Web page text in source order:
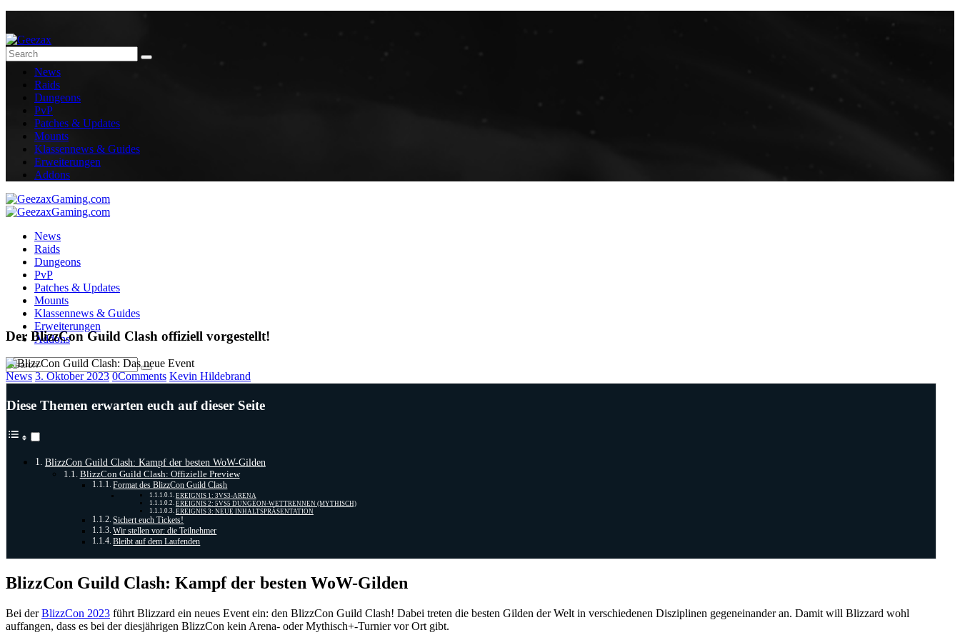
News
Raids
Dungeons
PvP
Patches & Updates
Mounts
Klassennews & Guides
Erweiterungen
Addons
News
Raids
Dungeons
PvP
Patches & Updates
Mounts
Klassennews & Guides
Erweiterungen
Addons
Der BlizzCon Guild Clash offiziell vorgestellt!
News 3. Oktober 2023 0Comments Kevin Hildebrand
Diese Themen erwarten euch auf dieser Seite
BlizzCon Guild Clash: Kampf der besten WoW-Gilden
BlizzCon Guild Clash: Offizielle Preview
Format des BlizzCon Guild Clash
EREIGNIS 1: 3VS3-ARENA
EREIGNIS 2: 5VS5 DUNGEON-WETTRENNEN (MYTHISCH)
EREIGNIS 3: NEUE INHALTSPRÄSENTATION
Sichert euch Tickets!
Wir stellen vor: die Teilnehmer
Bleibt auf dem Laufenden
BlizzCon Guild Clash: Kampf der besten WoW-Gilden
Bei derBlizzCon 2023 führt Blizzard ein neues Event ein: den BlizzCon Guild Clash! Dabei treten die besten Gilden der Welt in verschiedenen Disziplinen gegeneinander an. Damit will Blizzard wohl
auffangen, dass es bei der diesjährigen BlizzCon kein Arena- oder Mythisch+-Turnier vor Ort gibt.